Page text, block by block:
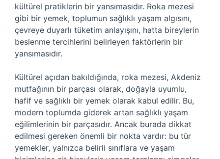
kültürel pratiklerin bir yansımasıdır. Roka mezesi
gibi bir yemek, toplumun sağlıklı yaşam algısını,
çevreye duyarlı tüketim anlayışını, hatta bireylerin
beslenme tercihlerini belirleyen faktörlerin bir
yansımasıdır.
Kültürel açıdan bakıldığında, roka mezesi, Akdeniz
mutfağının bir parçası olarak, doğayla uyumlu,
hafif ve sağlıklı bir yemek olarak kabul edilir. Bu,
modern toplumda giderek artan sağlıklı yaşam
eğilimlerinin bir parçasıdır. Ancak burada dikkat
edilmesi gereken önemli bir nokta vardır: bu tür
yemekler, yalnızca belirli sınıflara ve yaşam